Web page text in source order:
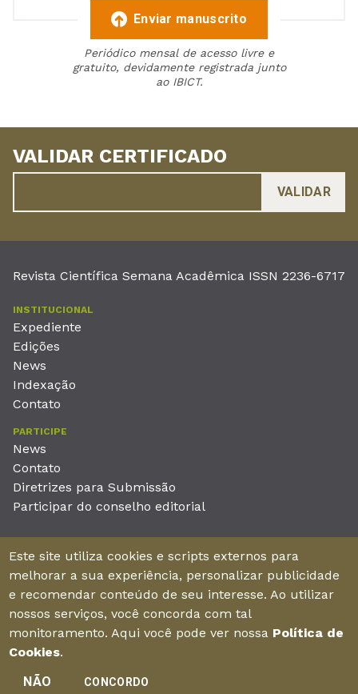
Enviar manuscrito
Periódico mensal de acesso livre e
gratuito, devidamente registrada junto
ao IBICT.
VALIDAR CERTIFICADO
Revista Científica Semana Acadêmica ISSN 2236-6717
INSTITUCIONAL
Expediente
Edições
News
Indexação
Contato
PARTICIPE
News
Contato
Diretrizes para Submissão
Participar do conselho editorial
Unieducar Inteligência Educacional Ltda
CNPJ: 05.569.970/0001-26
Av. Desembargador Moreira, No. 2001 – 11º andar - Bairro
Aldeota
Fortaleza – Ceará - Brasil - CEP 60170-001
Enviar manuscrito
Este site utiliza cookies e scripts externos para
melhorar a sua experiência, personalizar publicidade
e recomendar conteúdo de seu interesse. Ao utilizar
nossos serviços, você concorda com tal
monitoramento. Aqui você pode ver nossa Política de
Cookies.
NÃO
CONCORDO